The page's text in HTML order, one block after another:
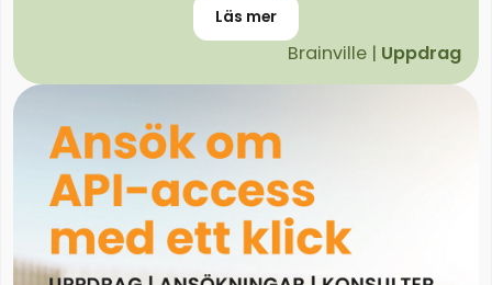
Läs mer
Brainville | Uppdrag